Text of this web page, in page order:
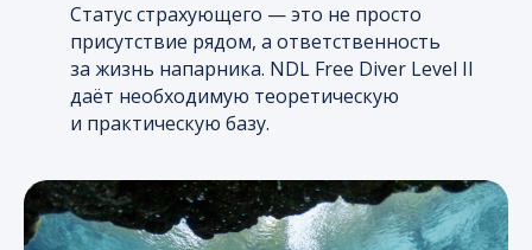
Статус страхующего — это не просто
присутствие рядом, а ответственность
за жизнь напарника. NDL Free Diver Level II
даёт необходимую теоретическую
и практическую базу.